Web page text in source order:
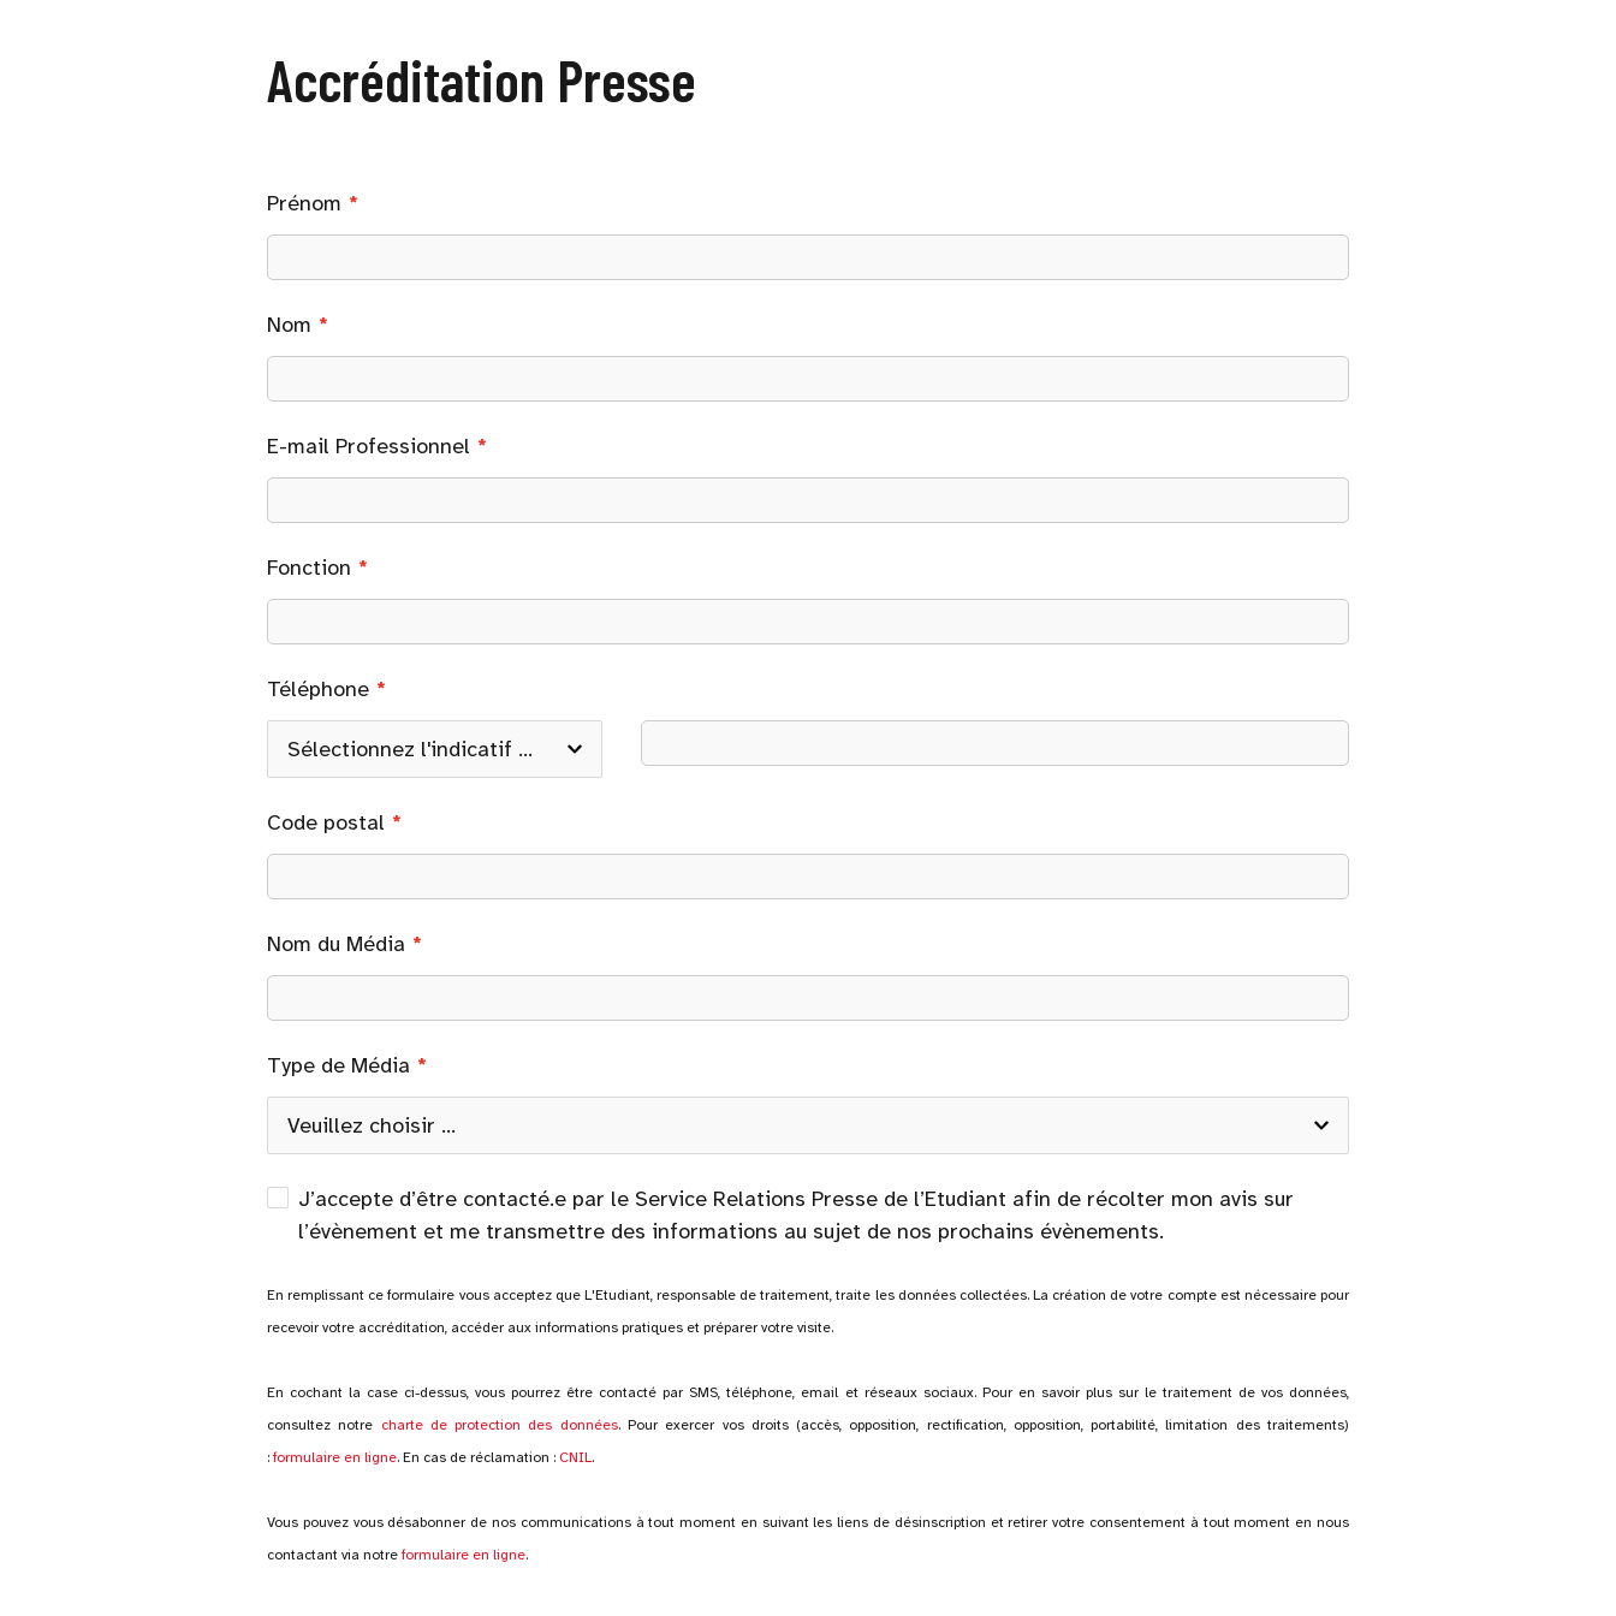
Accréditation Presse
Prénom
Nom
E-mail Professionnel
Fonction
Téléphone
Code postal
Nom du Média
Type de Média
J’accepte d’être contacté.e par le Service Relations Presse de l’Etudiant afin de récolter mon avis sur
l’évènement et me transmettre des informations au sujet de nos prochains évènements.
En remplissant ce formulaire vous acceptez que L'Etudiant, responsable de traitement, traite les données collectées. La création de votre compte est nécessaire pour
recevoir votre accréditation, accéder aux informations pratiques et préparer votre visite.
En cochant la case ci-dessus, vous pourrez être contacté par SMS, téléphone, email et réseaux sociaux. Pour en savoir plus sur le traitement de vos données,
consultez notre charte de protection des données. Pour exercer vos droits (accès, opposition, rectification, opposition, portabilité, limitation des traitements)
:formulaire en ligne. En cas de réclamation : CNIL.
Vous pouvez vous désabonner de nos communications à tout moment en suivant les liens de désinscription et retirer votre consentement à tout moment en nous
contactant via notreformulaire en ligne.